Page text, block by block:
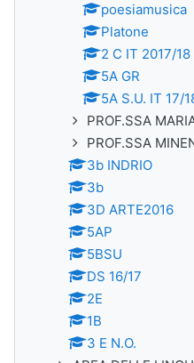
poesiamusica
Platone
2 C IT 2017/18
5A GR
5A S.U. IT 17/
PROF.SSA
PROF.SSA
3b INDRIO
3b
3D ARTE2016
5AP
5BSU
DS 16/17
2E
1B
3 E N.O.